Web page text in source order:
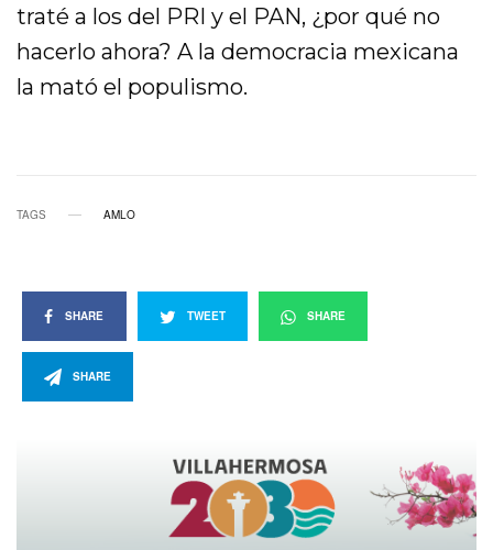
traté a los del PRI y el PAN, ¿por qué no
hacerlo ahora? A la democracia mexicana
la mató el populismo.
TAGS AMLO
SHARE TWEET SHARE
SHARE